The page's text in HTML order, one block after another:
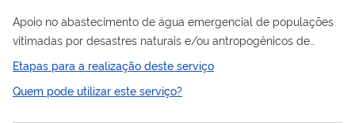
Apoio no abastecimento de água emergencial de populações
vitimadas por desastres naturais e/ou antropogênicos de
localidades em situações de risco à saúde, por meio de
Unidade Móvel de Tratamento de Água de Baixa Turbidez
(UMTA) da Funasa, cujo Sistema de Abastecimento de Água
Etapas para a realização deste serviço
Quem pode utilizar este serviço?